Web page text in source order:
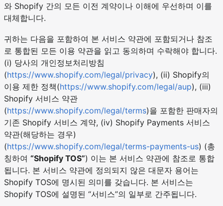
와 Shopify 간의 모든 이전 계약이나 이해에 우선하며 이를
대체합니다.
귀하는 다음을 포함하여 본 서비스 약관에 포함되거나 참조
로 통합된 모든 이용 약관을 읽고 동의하며 수락해야 합니다.
(i) 당사의 개인정보처리방침
(https://www.shopify.com/legal/privacy), (ii) Shopify의
이용 제한 정책(https://www.shopify.com/legal/aup), (iii)
Shopify 서비스 약관
(https://www.shopify.com/legal/terms)을 포함한 판매자의
기존 Shopify 서비스 계약, (iv) Shopify Payments 서비스
약관(해당하는 경우)
(https://www.shopify.com/legal/terms-payments-us) (총
칭하여 “Shopify TOS”) 이는 본 서비스 약관에 참조로 통합
됩니다. 본 서비스 약관에 정의되지 않은 대문자 용어는
Shopify TOS에 명시된 의미를 갖습니다. 본 서비스는
Shopify TOS에 설명된 “서비스”의 일부로 간주됩니다.